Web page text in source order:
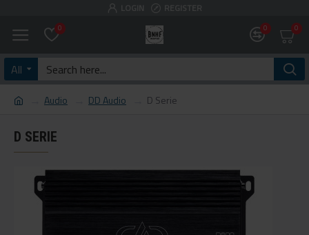
LOGIN REGISTER
0 0 0
All
Audio DD Audio D Serie
D SERIE